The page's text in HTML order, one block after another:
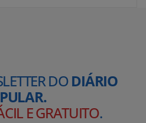
DODIÁRIO
E GRATUITO.